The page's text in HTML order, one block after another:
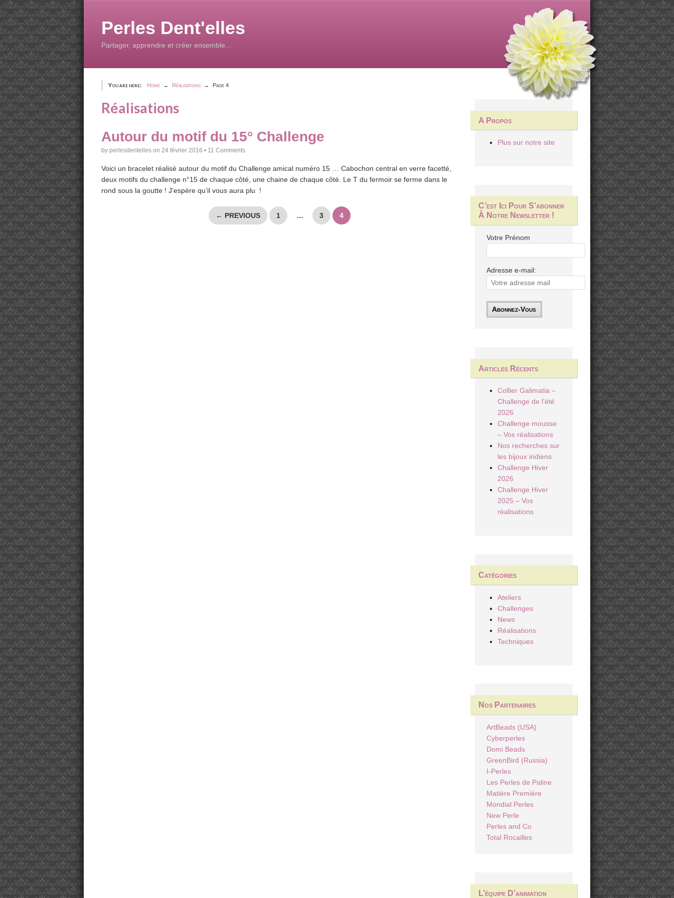
contentPerles Dent'elles
Partager, apprendre et créer ensemble...
You are here: Home Réalisations Page 4
Réalisations
Autour du motif du 15° Challenge
by perlesdentelles on 24 février 2016 • 11 Comments
Voici un bracelet réalisé autour du motif du Challenge amical numéro 15 … Cabochon central en verre facetté,
deux motifs du challenge n°15 de chaque côté, une chaine de chaque côté. Le T du fermoir se ferme dans le
rond sous la goutte ! J’espère qu’il vous aura plu !
Navigation
des
← PREVIOUS 1 … 3 4
A Propos
Plus sur notre site
C’est Ici Pour S’abonner
À Notre Newsletter !
Votre Prénom
Adresse e-mail:
Articles Récents
Collier Galimatia –
Challenge de l’été
2026
Challenge mousse
– Vos réalisations
Nos recherches sur
les bijoux indiens
Challenge Hiver
2026
Challenge Hiver
2025 – Vos
réalisations
Catégories
Ateliers
Challenges
News
Réalisations
Techniques
Nos Partenaires
ArtBeads (USA)
Cyberperles
Domi Beads
GreenBird (Russia)
I-Perles
Les Perles de Paline
Matière Première
Mondial Perles
New Perle
Perles and Co
Total Rocailles
L’équipe D’animation